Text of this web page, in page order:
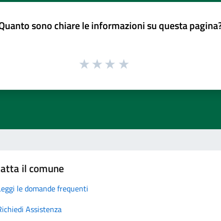
sono chiare le informazioni su questa
il comune
le domande frequenti
Assistenza